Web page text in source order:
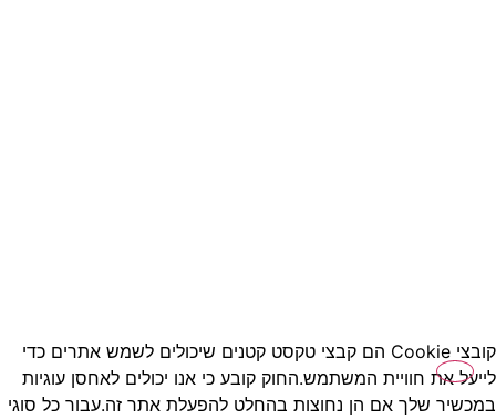
קובצי Cookie הם קבצי טקסט קטנים שיכולים לשמש אתרים כדי
את חוויית המשתמש.החוק קובע כי אנו יכולים לאחסן עוגיות
שלך אם הן נחוצות בהחלט להפעלת אתר זה.עבור כל סוגי